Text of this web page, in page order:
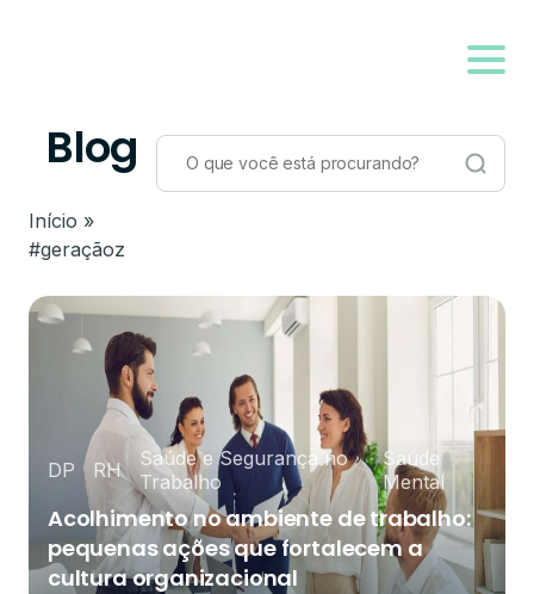
Blog
Início »
#geraçãoz
DP RH
Saúde e Segurança no
Trabalho
Saúde
Mental
Acolhimento no ambiente de trabalho:
pequenas ações que fortalecem a
cultura organizacional